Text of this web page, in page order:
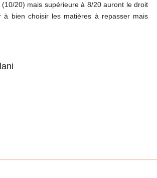
20) mais supérieure à 8/20 auront le droit
bien choisir les matières à repasser mais